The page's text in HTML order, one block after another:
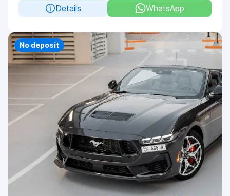
Details
WhatsApp
Priority
No deposit